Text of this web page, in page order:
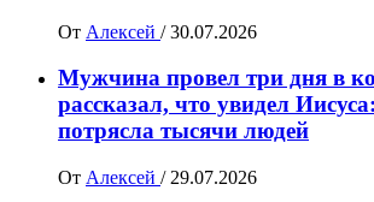
От Алексей / 30.07.2026
Мужчина провел три дня в
рассказал, что увидел
потрясла тысячи людей
От Алексей / 29.07.2026